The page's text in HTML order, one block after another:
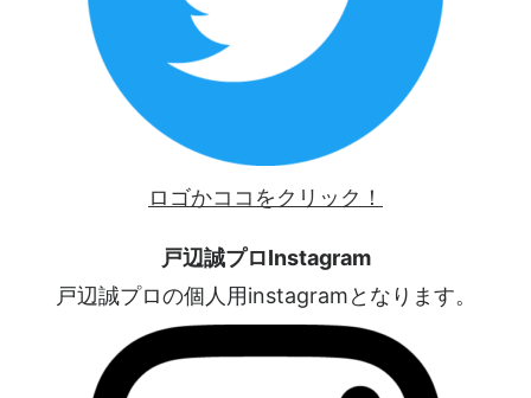
ロゴかココをクリック！
戸辺誠プロInstagram
戸辺誠プロの個人用instagramとなります。